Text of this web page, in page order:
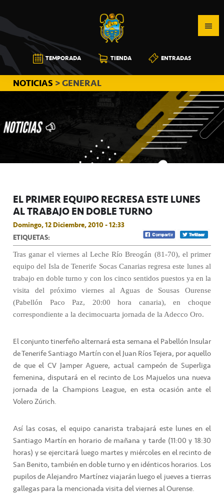
a
la
navegación
principal
al
contenido
principal
a
la
barra
lateral
principal
CB
CANARIAS
TEMPORADA TIENDA ENTRADAS
NOTICIAS > GENERAL
EL PRIMER EQUIPO REGRESA ESTE LUNES
AL TRABAJO EN DOBLE TURNO
Domingo, 12 Diciembre, 2010 - 12:33
ETIQUETAS:
Tras ganar el viernes al Leche Río Breogán (81-70), el primer
equipo del Isla de Tenerife Socas Canarias regresa este lunes al
trabajo en doble turno y con los cinco sentidos puestos ya en la
visita del próximo viernes al Aguas de Sousas Ourense
(Pabellón Paco Paz, 20:00 hora canaria), en choque
correspondiente a la decimocuarta jornada de la Adecco Oro.
El conjunto tinerfeño alternará esta semana el Pabellón Insular
de Tenerife Santiago Martín con el Juan Ríos Tejera, por aquello
de que el CV Jamper Aguere, actual campeón de Superliga
femenina, disputará en el recinto de Los Majuelos una nueva
jornada de la Champions League, en esta ocasión ante el
Volero Zúrich.
Así las cosas, el equipo canarista trabajará este lunes en el
Santiago Martín en horario de mañana y tarde (11:00 y 18:30
horas) y se ejercitará luego martes y miércoles en el recinto de
San Benito, también en doble turno y en idénticos horarios. Los
pupilos de Alejandro Martínez viajarán luego el jueves a tierras
gallegas para la mencionada visita del viernes al Ourense.